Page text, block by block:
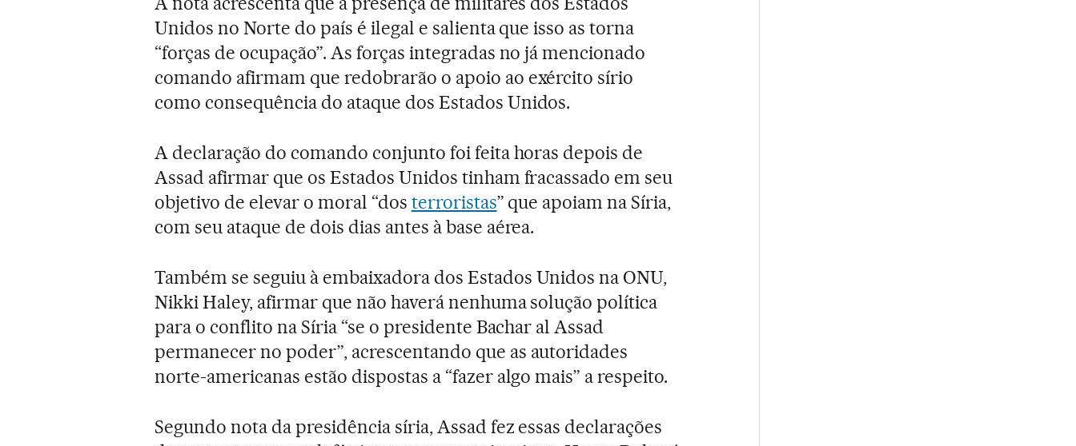
Unidos no Norte do país é ilegal e salienta que isso as torna
“forças de ocupação”. As forças integradas no já mencionado
comando afirmam que redobrarão o apoio ao exército sírio
como consequência do ataque dos Estados Unidos.
A declaração do comando conjunto foi feita horas depois de
Assad afirmar que os Estados Unidos tinham fracassado em seu
objetivo de elevar o moral “dos terroristas” que apoiam na Síria,
com seu ataque de dois dias antes à base aérea.
Também se seguiu à embaixadora dos Estados Unidos na ONU,
Nikki Haley, afirmar que não haverá nenhuma solução política
para o conflito na Síria “se o presidente Bachar al Assad
permanecer no poder”, acrescentando que as autoridades
norte-americanas estão dispostas a “fazer algo mais” a respeito.
Segundo nota da presidência síria, Assad fez essas declarações